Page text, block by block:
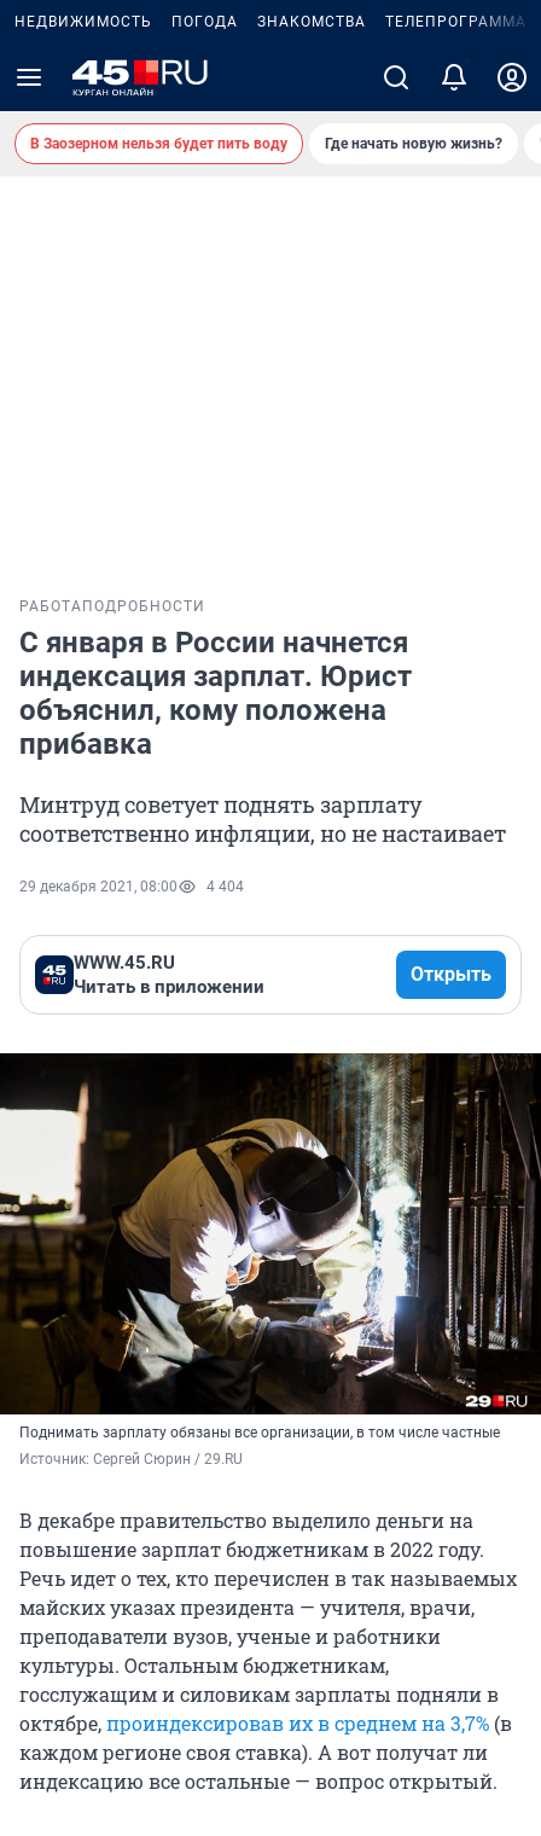
НЕДВИЖИМОСТЬ ПОГОДА ЗНАКОМСТВА ТЕЛЕПРОГРАММА
В Заозерном нельзя будет пить воду Где начать новую жизнь?
РАБОТА ПОДРОБНОСТИ
С января в России начнется
индексация зарплат. Юрист
объяснил, кому положена
прибавка
Минтруд советует поднять зарплату
соответственно инфляции, но не настаивает
29 декабря 2021, 08:00 4 404
WWW.45.RU
Читать в приложении
Открыть
Поднимать зарплату обязаны все организации, в том числе частные
Источник: Сергей Сюрин / 29.RU
В декабре правительство выделило деньги на
повышение зарплат бюджетникам в 2022 году.
Речь идет о тех, кто перечислен в так называемых
майских указах президента — учителя, врачи,
преподаватели вузов, ученые и работники
культуры. Остальным бюджетникам,
госслужащим и силовикам зарплаты подняли в
октябре,проиндексировав их в среднем на 3,7% (в
каждом регионе своя ставка). А вот получат ли
индексацию все остальные — вопрос открытый.